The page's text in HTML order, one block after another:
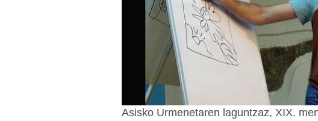
Asisko Urmenetaren laguntzaz, XIX.